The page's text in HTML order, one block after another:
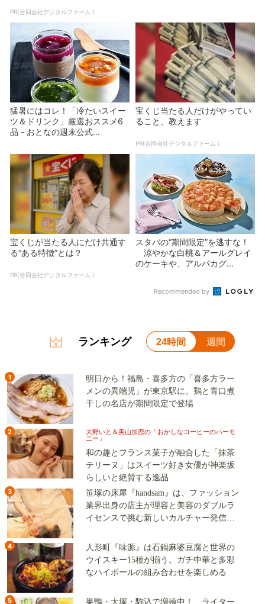
PR(合同会社デジタルファーム )
猛暑にはコレ！「冷たいスイー
ツ＆ドリンク」厳選おススメ6
品 - おとなの週末公式...
宝くじ当たる人だけがやってい
ること、教えます
PR(合同会社デジタルファーム )
宝くじが当たる人にだけ共通す
る“ある特徴”とは？
PR(合同会社デジタルファーム )
スタバの“期間限定”を逃すな！
涼やかな白桃＆アールグレイ
のケーキや、アルパカグ...
Recommended by
ランキング 24時間 週間
1
明日から！福島・喜多方の「喜多方ラー
メンの異端児」が東京駅に。鶏と青口煮
干しの名店が期間限定で登場
2
大野いと＆美山加恋の「おかしなコーヒーのハーモ
ニー」
和の趣とフランス菓子が融合した「抹茶
テリーヌ」はスイーツ好き女優が神楽坂
らしいと絶賛する逸品
3
笹塚の床屋『handsam』は、ファッション
業界出身の店主が理容と美容のダブルラ
イセンスで挑む新しいカルチャー発信基
4
人形町『味源』は石鍋麻婆豆腐と世界の
ウイスキー15種が揃う。ガチ中華と多彩
なハイボールの組み合わせを楽しめる
5 巣鴨・大塚・駒込で増殖中！ ライター